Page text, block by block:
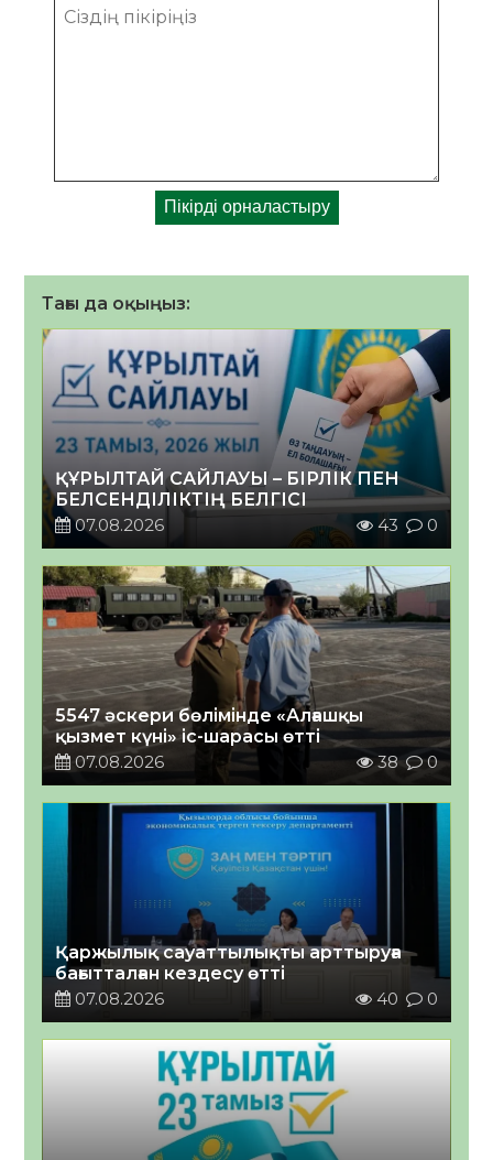
Тағы да оқыңыз:
ҚҰРЫЛТАЙ САЙЛАУЫ – БІРЛІК ПЕН
БЕЛСЕНДІЛІКТІҢ БЕЛГІСІ
07.08.2026
43 0
5547 әскери бөлімінде «Алғашқы
қызмет күні» іс-шарасы өтті
07.08.2026
38 0
Қаржылық сауаттылықты арттыруға
бағытталған кездесу өтті
07.08.2026
40 0